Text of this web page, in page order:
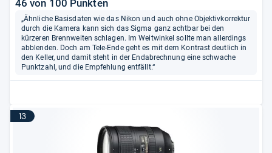
46 von 100 Punkten
„Ähnliche Basisdaten wie das Nikon und auch ohne Objektivkorrektur
durch die Kamera kann sich das Sigma ganz achtbar bei den
kürzeren Brennweiten schlagen. Im Weitwinkel sollte man allerdings
abblenden. Doch am Tele-Ende geht es mit dem Kontrast deutlich in
den Keller, und damit steht in der Endabrechnung eine schwache
Punktzahl, und die Empfehlung entfällt.“
13